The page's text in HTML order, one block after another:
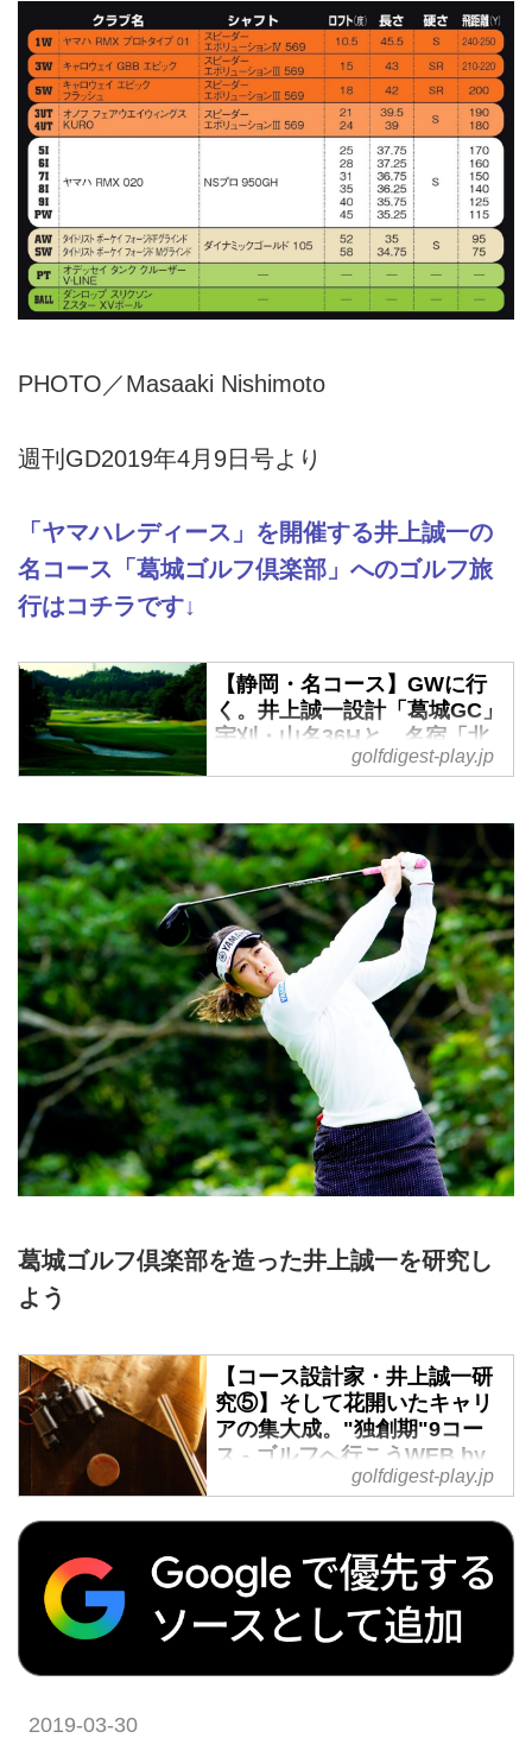
PHOTO／Masaaki Nishimoto
週刊GD2019年4月9日号より
「ヤマハレディース」を開催する井上誠一の
名コース「葛城ゴルフ倶楽部」へのゴルフ旅
行はコチラです↓
【静岡・名コース】GWに行
く。井上誠一設計「葛城GC」
宇刈・山名36Hと、名宿「北
の丸」 葛城2日間ゴルフ旅 -
2019年4月28日～5月4日限定出
発 東京駅・名古屋駅・新大阪駅
発着 1名様より受付静岡県の
「葛城ゴルフ倶楽部 宇刈C・山
名C」の36ホールは、いずれも井
上誠一が設計した晩年の名コース
です。4月に行われるLPGA「ヤ
マハレディース」の舞台（山名）
としても有名です。初日に「宇
刈」、2日目は「山名」を回る名
コース巡り。宿泊は古民家を活か
した「葛城 北の丸」。優雅な2日
間は、お一人様から受け付けてい
まる静岡2日間]
golfdigest-play.jp
葛城ゴルフ倶楽部を造った井上誠一を研究し
よう
【コース設計家・井上誠一研
究⑤】そして花開いたキャリ
アの集大成。"独創期"9コー
ス - ゴルフへ行こうWEB by
ゴルフダイジェスト
平坦な松林を前に、想像力の限り
登場や世界視察旅行を経て、世界
水準のコース設計に取り組んだ壮
年時代。そして晩年。コース設計
当に造りたかったコースを描き始
golfdigest-play.jp
2019-03-30